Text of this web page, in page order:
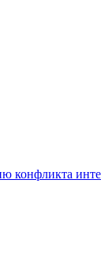
конфликта